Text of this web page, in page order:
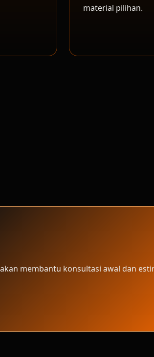
material pilihan.
membantu konsultasi awal dan